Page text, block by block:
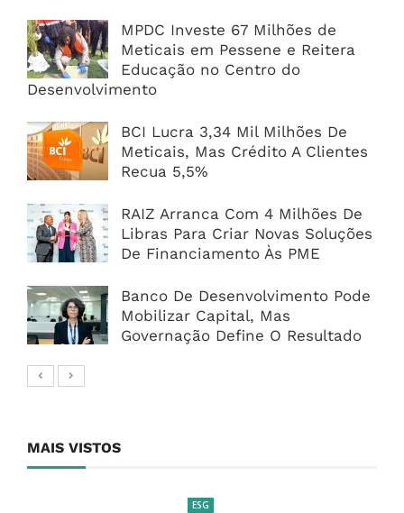
MPDC Investe 67 Milhões de
Meticais em Pessene e Reitera
Educação no Centro do
Desenvolvimento
BCI Lucra 3,34 Mil Milhões De
Meticais, Mas Crédito A Clientes
Recua 5,5%
RAIZ Arranca Com 4 Milhões De
Libras Para Criar Novas Soluções
De Financiamento Às PME
Banco De Desenvolvimento Pode
Mobilizar Capital, Mas
Governação Define O Resultado
MAIS VISTOS
ESG